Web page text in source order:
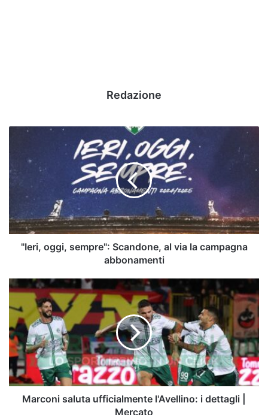
Redazione
Scandone,
campagna
abbonamenti
"Ieri, oggi, sempre": Scandone, al via la campagna
abbonamenti
Marconi
saluta
ufficialmente
l'Avellino:
i
dettagli
|
Mercato
Marconi saluta ufficialmente l'Avellino: i dettagli |
Mercato